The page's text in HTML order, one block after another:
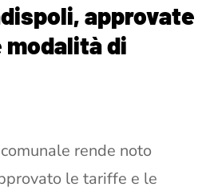
approvate
di
rende noto
le tariffe e le